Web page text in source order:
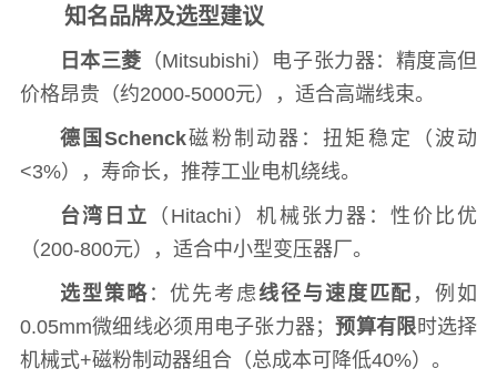
知名品牌及选型建议
日本三菱 （Mitsubishi）电子张力器：精度高但
价格昂贵（约2000-5000元），适合高端线束。
德国Schenck磁粉制动器：扭矩稳定（波动
<3%），寿命长，推荐工业电机绕线。
台湾日立
（Hitachi）机械张力器：性价比优
（200-800元），适合中小型变压器厂。
选型策略 ：优先考虑线径与速度匹配 ，例如
0.05mm微细线必须用电子张力器；预算有限时选择
机械式+磁粉制动器组合（总成本可降低40%）。